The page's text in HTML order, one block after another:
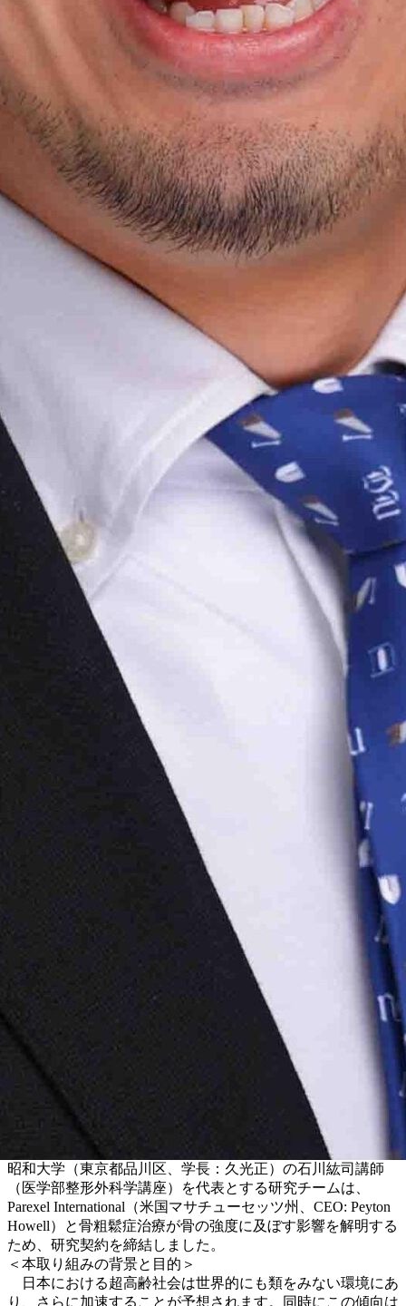
昭和大学（東京都品川区、学長：久光正）の石川紘司講師
（医学部整形外科学講座）を代表とする研究チームは、
Parexel International（米国マサチューセッツ州、CEO: Peyton
Howell）と骨粗鬆症治療が骨の強度に及ぼす影響を解明する
ため、研究契約を締結しました。
＜本取り組みの背景と目的＞
日本における超高齢社会は世界的にも類をみない環境にあ
り、さらに加速することが予想されます。同時にこの傾向は